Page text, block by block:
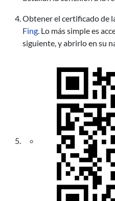
Obtener el certificado de
Fing. Lo más simple es
siguiente, y abrirlo en su